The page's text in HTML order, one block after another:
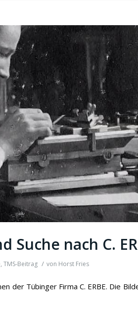
Suche nach C.
, TMS-Beitrag / von Horst Fries
der Tübinger Firma C. ERBE. Die